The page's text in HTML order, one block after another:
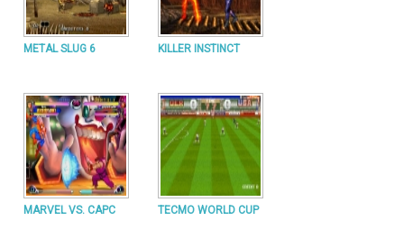
METAL SLUG 6 KILLER INSTINCT
MARVEL VS. CAPC TECMO WORLD CUP